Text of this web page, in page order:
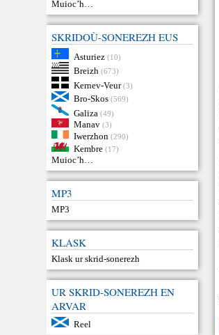
Muioc’h…
SKRIDOÙ-SONEREZH EUS
Asturiez (10)
Breizh (673)
Kernev-Veur (3)
Bro-Skos (569)
Galiza (49)
Manav (3)
Iwerzhon (290)
Kembre (17)
Muioc’h…
MP3
MP3
KLASK
Klask ur skrid-sonerezh
UR SKRID-SONEREZH EN
ARVAR
Reel